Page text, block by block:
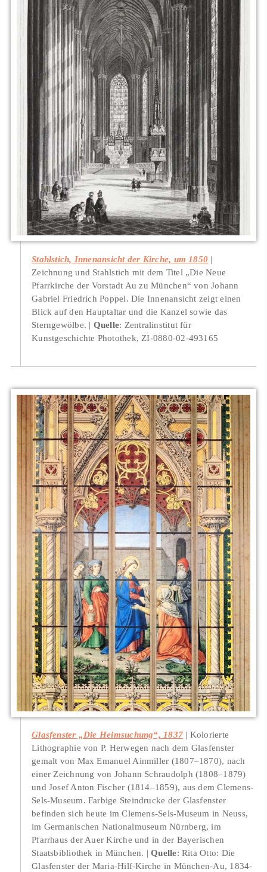
Stahlstich, Innenansicht der Kirche, um 1850
Zeichnung und Stahlstich mit dem Titel „Die Neue
Pfarrkirche der Vorstadt Au zu München“ von Johann
Gabriel Friedrich Poppel. Die Innenansicht zeigt einen
Blick auf den Hauptaltar und die Kanzel sowie das
Sterngewölbe.
Quelle: Zentralinstitut für
Kunstgeschichte Photothek, ZI-0880-02-493165
Glasfenster „Die Heimsuchung“, 1837
Kolorierte
Lithographie von P. Herwegen nach dem Glasfenster
gemalt von Max Emanuel Ainmiller (1807–1870), nach
einer Zeichnung von Johann Schraudolph (1808–1879)
und Josef Anton Fischer (1814–1859), aus dem Clemens-
Sels-Museum. Farbige Steindrucke der Glasfenster
befinden sich heute im Clemens-Sels-Museum in Neuss,
im Germanischen Nationalmuseum Nürnberg, im
Pfarrhaus der Auer Kirche und in der Bayerischen
Staatsbibliothek in München.
Quelle: Rita Otto: Die
Glasfenster der Maria-Hilf-Kirche in München-Au, 1834-